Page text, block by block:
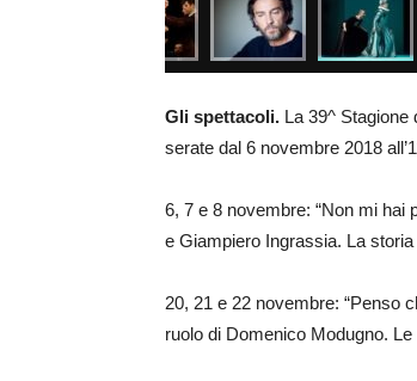
Gli spettacoli. La 39^ Stagione
serate dal 6 novembre 2018
6, 7 e 8 novembre: “Non mi hai
e Giampiero Ingrassia. La
20, 21 e 22 novembre: “Penso
ruolo di Domenico Modugno.